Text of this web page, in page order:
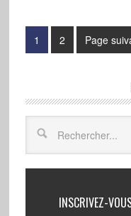
1 2 Page
INSCRIVEZ-